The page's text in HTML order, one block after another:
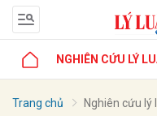
NGHIÊN CỨU LÝ
Trang chủ Nghiên cứu lý